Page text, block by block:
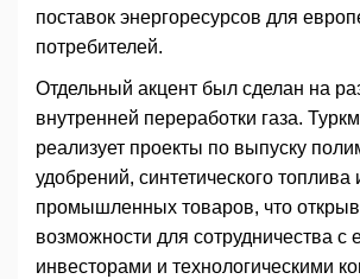
поставок энергоресурсов для
потребителей.
Отдельный акцент был сделан на
внутренней переработки газа.
реализует проекты по выпуску
удобрений, синтетического топлива
промышленных товаров, что
возможности для сотрудничества с
инвесторами и технологическими